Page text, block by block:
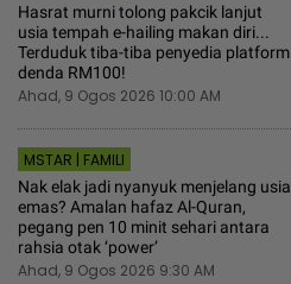
Hasrat murni tolong pakcik lanjut
usia tempah e-hailing makan diri...
Terduduk tiba-tiba penyedia platform
denda RM100!
Ahad, 9 Ogos 2026 10:00 AM
MSTAR | FAMILI
Nak elak jadi nyanyuk menjelang usia
emas? Amalan hafaz Al-Quran,
pegang pen 10 minit sehari antara
rahsia otak ‘power’
Ahad, 9 Ogos 2026 9:30 AM